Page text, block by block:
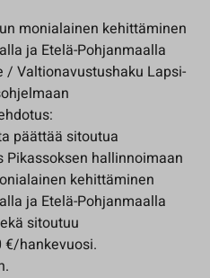
monialainen kehittäminen
ja Etelä-Pohjanmaalla
/ Valtionavustushaku Lapsi-
päättää sitoutua
hallinnoimaan
kehittäminen
ja Etelä-Pohjanmaalla
sitoutuu
€/hankevuosi.